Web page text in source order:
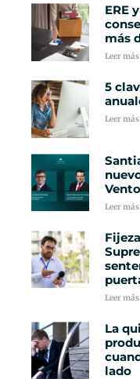
ERE
más
Leer más
5
Leer más
Vento
Leer más
Leer más
La
lado